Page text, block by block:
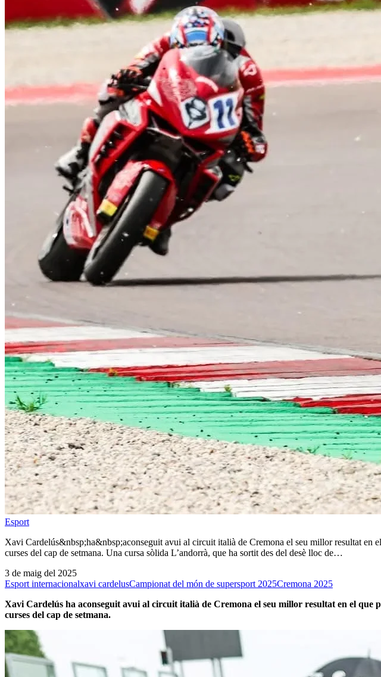
Esport
Xavi Cardelús&nbsp;ha&nbsp;aconseguit avui al circuit italià de Cremona el seu millor resultat en
curses del cap de setmana. Una cursa sòlida L’andorrà, que ha sortit des del desè lloc de…
3 de maig del 2025
Esport internacionalxavi cardelusCampionat del món de supersport 2025Cremona 2025
Xavi Cardelús ha aconseguit avui al circuit italià de Cremona el seu millor resultat en el que
curses del cap de setmana.